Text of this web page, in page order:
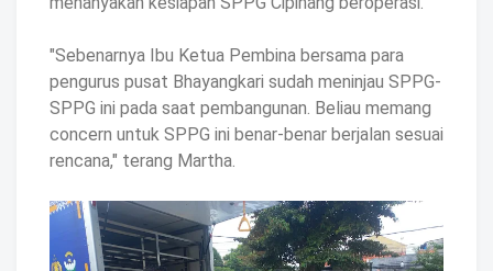
"Sebenarnya Ibu Ketua Pembina bersama para
pengurus pusat Bhayangkari sudah meninjau SPPG-
SPPG ini pada saat pembangunan. Beliau memang
concern untuk SPPG ini benar-benar berjalan sesuai
rencana," terang Martha.